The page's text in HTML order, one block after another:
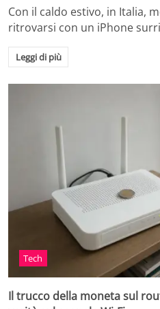
Con il caldo estivo, in Italia,
ritrovarsi con un iPhone
Leggi di più
Tech
Il trucco della moneta sul